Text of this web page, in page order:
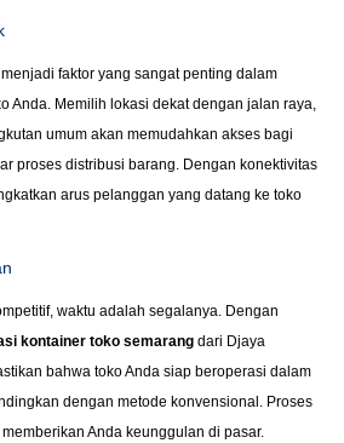
faktor yang sangat penting dalam
Anda. Memilih lokasi dekat dengan jalan raya,
umum akan memudahkan akses bagi
proses distribusi barang. Dengan konektivitas
arus pelanggan yang datang ke toko
waktu adalah segalanya. Dengan
kontainer toko semarang dari Djaya
bahwa toko Anda siap beroperasi dalam
dengan metode konvensional. Proses
Anda keunggulan di pasar.